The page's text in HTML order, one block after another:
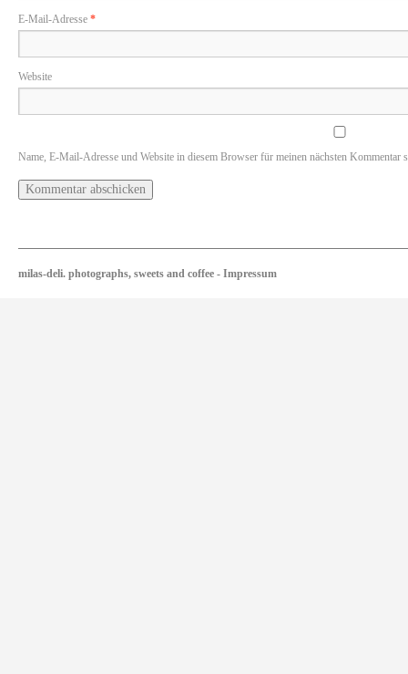
E-Mail-Adresse *
Website
Name, E-Mail-Adresse und Website in diesem Browser für meinen nächsten Kommentar
milas-deli. photographs, sweets and coffee - Impressum